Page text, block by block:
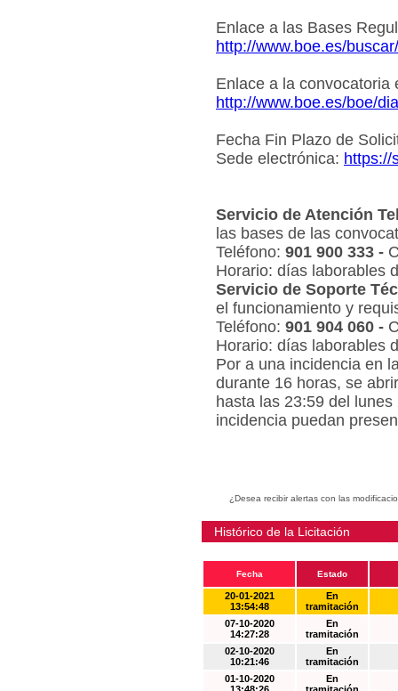
Enlace a las Bases
http://www.boe.es/
Enlace a la convocatoria
http://www.boe.es/boe/
Fecha Fin Plazo de
Sede electrónica: https://
Servicio de Atención
las bases de las
Teléfono: 901 900 333 -
Horario: días laborables
Servicio de Soporte
el funcionamiento y
Teléfono: 901 904 060 -
Horario: días laborables
Por a una incidencia en
durante 16 horas, se
hasta las 23:59 del
incidencia puedan
¿Desea recibir alertas con las
Histórico de la Licitación
Fecha Estado
20-01-2021
13:54:48
En
tramitación
07-10-2020
14:27:28
En
tramitación
02-10-2020
10:21:46
En
tramitación
01-10-2020
En